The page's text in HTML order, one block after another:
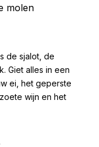
molen
de sjalot, de
Giet alles in een
ei, het geperste
wijn en het